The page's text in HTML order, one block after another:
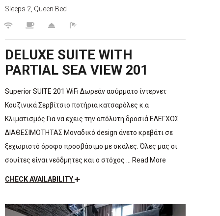
Sleeps 2, Queen Bed
DELUXE SUITE WITH
PARTIAL SEA VIEW 201
Superior SUITE 201 WiFi Δωρεάν ασύρματο ίντερνετ
Κουζινικά Σερβίτσιο ποτήρια κατσαρόλες κ.α
Κλιματισμός Για να εχεις την απόλυτη δροσιά ΕΛΕΓΧΟΣ
ΔΙΑΘΕΣΙΜΟΤΗΤΑΣ Μοναδικό design άνετο κρεβάτι σε
ξεχωριστό όροφο προσβάσιμο με σκάλες. Όλες μας οι
σουίτες είναι νεόδμητες και ο στόχος … Read More
CHECK AVAILABILITY